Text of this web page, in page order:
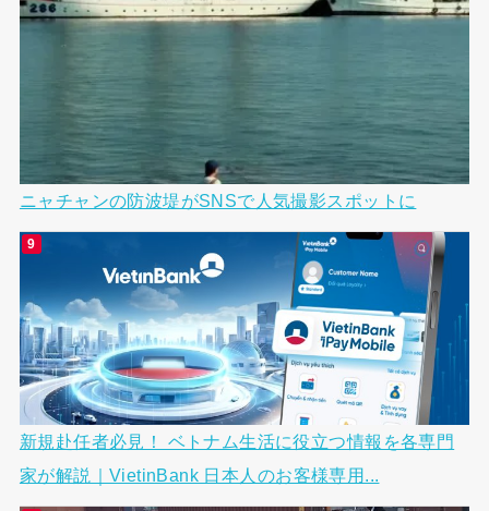
ニャチャンの防波堤がSNSで人気撮影スポットに
新規赴任者必見！ ベトナム生活に役立つ情報を各専門
家が解説｜VietinBank 日本人のお客様専用...